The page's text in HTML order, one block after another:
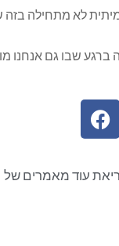
לא מתחילה
ברגע שבו גם אנחנו
עוד מאמרים של